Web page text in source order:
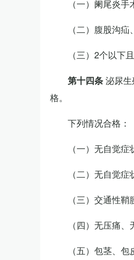
（一）阑尾炎
（二）腹股沟
（三）2个以下
第十四条泌尿
格。
下列情况合格：
（一）无自觉
（二）无自觉
（三）交通性
（四）无压痛
（五）包茎、